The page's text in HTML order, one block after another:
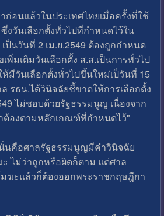
ก่อนแล้วในประเทศไทยเมื่อครั้งที่ใช้
งวันเลือกตั้งทั่วไปที่กำหนดไว้ใน
ป็นวันที่ 2 เม.ย.2549 ต้องถูกกำหนด
มเติมวันเลือกตั้ง ส.ส.เป็นการทั่วไป
มีวันเลือกตั้งทั่วไปขึ้นใหม่เป็วันที่ 15
รธน.ได้วินิจฉัยชี้ขาดให้การเลือกตั้ง
ไม่ชอบด้วยรัฐธรรมนูญ เนื่องจาก
ต้องตามหลักเกณฑ์ที่กำหนดไว้"
คือศาลรัฐธรรมนูญมีคำวินิจฉัย
ะ ไม่ว่าถูกหรือผิดก็ตาม แต่ศาล
ฆะแล้วก็ต้องออกพระราชกฤษฎีกา